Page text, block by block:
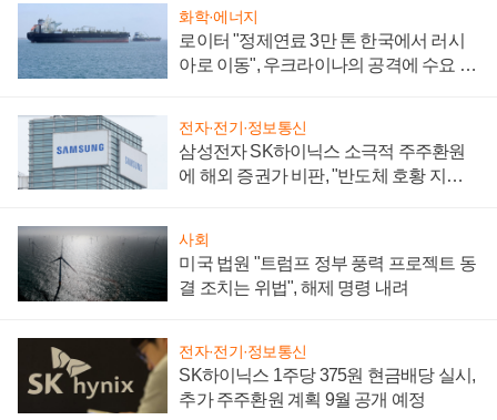
화학·에너지
로이터 "정제연료 3만 톤 한국에서 러시
아로 이동", 우크라이나의 공격에 수요 늘
전자·전기·정보통신
삼성전자 SK하이닉스 소극적 주주환원
에 해외 증권가 비판, "반도체 호황 지속
사회
미국 법원 "트럼프 정부 풍력 프로젝트 동
결 조치는 위법", 해제 명령 내려
전자·전기·정보통신
SK하이닉스 1주당 375원 현금배당 실시,
추가 주주환원 계획 9월 공개 예정